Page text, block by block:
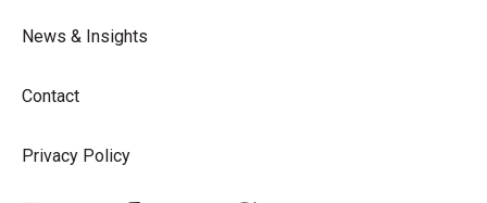
News & Insights
Contact
Privacy Policy